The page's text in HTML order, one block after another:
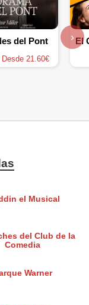
del Pont
Desde 21.60€
El
›
el Musical
del Club de la
Comedia
Warner